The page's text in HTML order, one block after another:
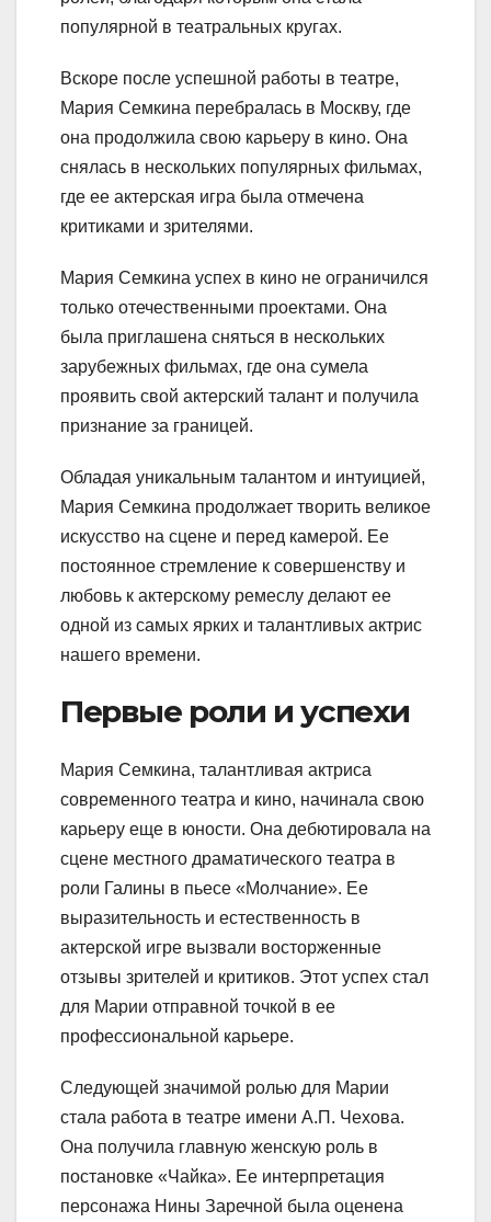
популярной в театральных кругах.
Вскоре после успешной работы в театре,
Мария Семкина перебралась в Москву, где
она продолжила свою карьеру в кино. Она
снялась в нескольких популярных фильмах,
где ее актерская игра была отмечена
критиками и зрителями.
Мария Семкина успех в кино не ограничился
только отечественными проектами. Она
была приглашена сняться в нескольких
зарубежных фильмах, где она сумела
проявить свой актерский талант и получила
признание за границей.
Обладая уникальным талантом и интуицией,
Мария Семкина продолжает творить великое
искусство на сцене и перед камерой. Ее
постоянное стремление к совершенству и
любовь к актерскому ремеслу делают ее
одной из самых ярких и талантливых актрис
нашего времени.
Первые роли и успехи
Мария Семкина, талантливая актриса
современного театра и кино, начинала свою
карьеру еще в юности. Она дебютировала на
сцене местного драматического театра в
роли Галины в пьесе «Молчание». Ее
выразительность и естественность в
актерской игре вызвали восторженные
отзывы зрителей и критиков. Этот успех стал
для Марии отправной точкой в ее
профессиональной карьере.
Следующей значимой ролью для Марии
стала работа в театре имени А.П. Чехова.
Она получила главную женскую роль в
постановке «Чайка». Ее интерпретация
персонажа Нины Заречной была оценена